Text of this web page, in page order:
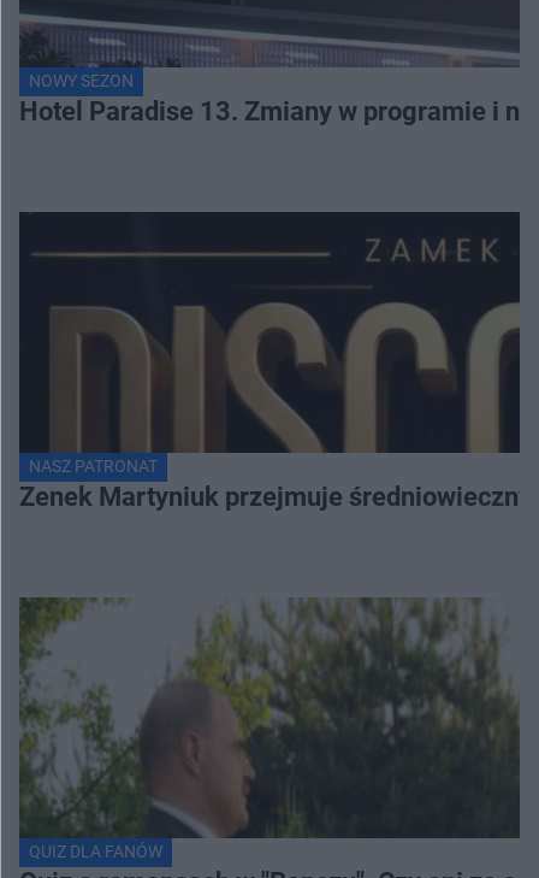
NOWY SEZON
Hotel Paradise 13. Zmiany w programie i
NASZ PATRONAT
Zenek Martyniuk przejmuje
QUIZ DLA FANÓW